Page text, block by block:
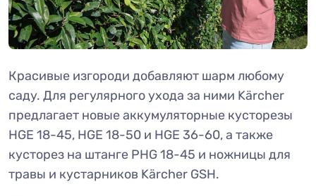
Красивые изгороди добавляют шарм любому
саду. Для регулярного ухода за ними Kärcher
предлагает новые аккумуляторные кусторезы
HGE 18-45, HGE 18-50 и HGE 36-60, а также
кусторез на штанге PHG 18-45 и ножницы для
травы и кустарников Kärcher GSH.